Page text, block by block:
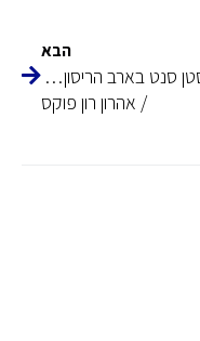
הבא
אוסטן סנט בארב הריסון : ארכיטקט בריטי בארץ הקדש
/ אהרון רון פוקס